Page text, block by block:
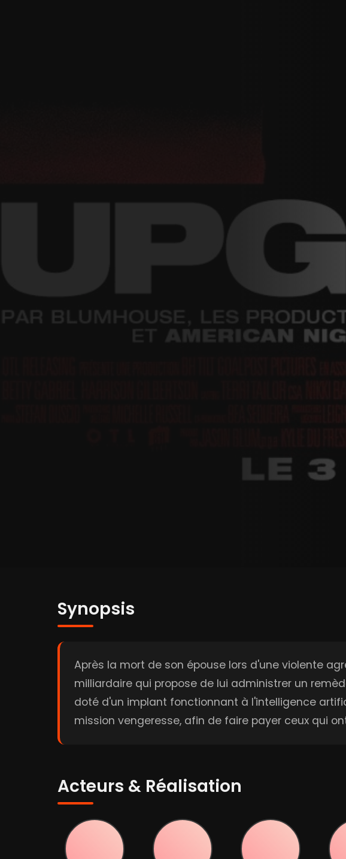
Synopsis
Après la mort de son épouse lors d'une violente
milliardaire qui propose de lui administrer un
doté d'un implant fonctionnant à l'intelligence
mission vengeresse, afin de faire payer ceux qui
Acteurs & Réalisation